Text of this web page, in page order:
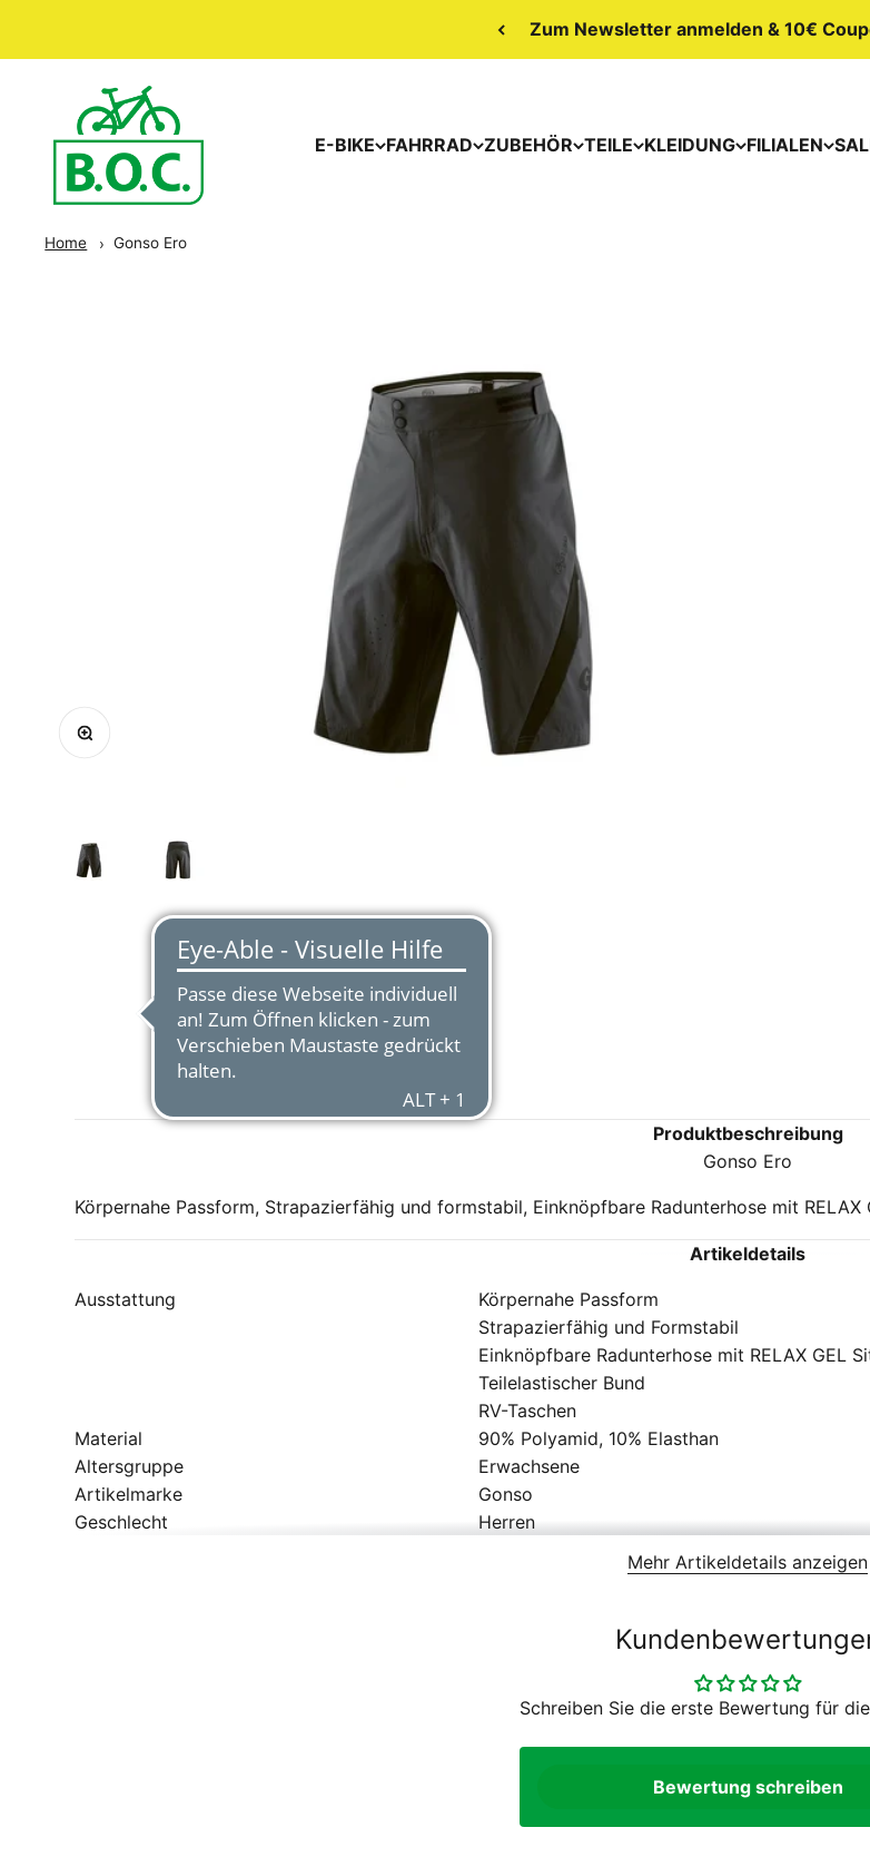
Zum Newsletter anmelden & 10€
E-BIKE FAHRRAD ZUBEHÖR TEILE KLEIDUNG FILIALEN
Home Gonso Ero
Produktbeschreibung
Gonso Ero
Körpernahe Passform, Strapazierfähig und formstabil, Einknöpfbare Radunterhose mit RELAX
Artikeldetails
Ausstattung
Körpernahe Passform
Strapazierfähig und Formstabil
Einknöpfbare Radunterhose mit RELAX GEL
Teilelastischer Bund
RV-Taschen
Material
90% Polyamid, 10% Elasthan
Altersgruppe
Erwachsene
Artikelmarke
Gonso
Geschlecht
Herren
Mehr Artikeldetails anzeigen
Schreiben Sie die erste Bewertung für
Bewertung schreiben